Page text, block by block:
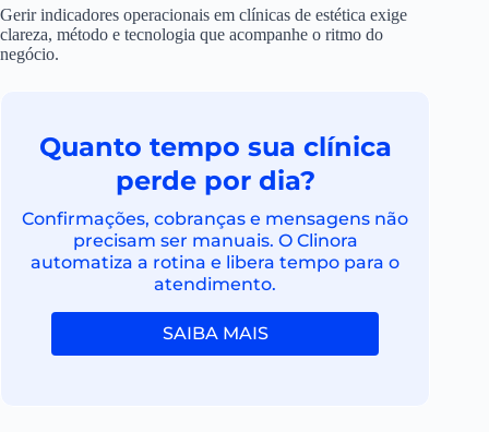
Gerir indicadores operacionais em clínicas de estética exige
clareza, método e tecnologia que acompanhe o ritmo do
negócio.
Quanto tempo sua clínica
perde por dia?
Confirmações, cobranças e mensagens não
precisam ser manuais. O Clinora
automatiza a rotina e libera tempo para o
atendimento.
SAIBA MAIS